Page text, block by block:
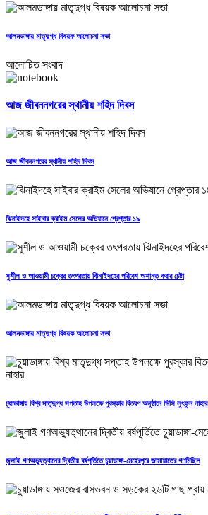
আলমডাঙ্গায় মাতৃদুগ্ধ বিষয়ক আলোচনা সভা
আলোচিত সংবাদ
আজ জীবননগরের স্থানীয় শহিদ দিবস
আজ জীবননগরের স্থানীয় শহিদ দিবস
ঝিনাইদহে সাইবার ক্রাইম সেলের অভিযানে গ্রেপ্তার ১৯
সুশীল ও আওয়ামী চক্রের তৎপরতায় ঝিনাইদহের পরিবেশ অশান্ত করার চেষ্টা
আলমডাঙ্গায় মাতৃদুগ্ধ বিষয়ক আলোচনা সভা
চুয়াডাঙ্গায় বিশ্ব মাতৃদুগ্ধ সপ্তাহ উপলক্ষে পুরস্কার বিতরণ অনুষ্ঠানে ডিসি লুৎফুন নাহার
জুলাই গণঅভ্যুত্থানের দ্বিতীয় বর্ষপূর্তিতে চুয়াডাঙ্গা-মেহেরপুরে জামায়াতের গণমিছিল